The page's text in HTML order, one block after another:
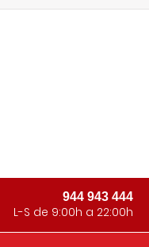
944 943 444
L-S de 9:00h a 22:00h